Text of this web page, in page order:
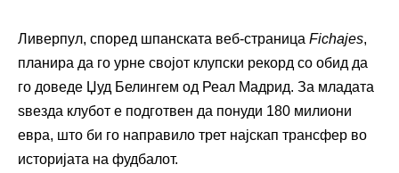
Ливерпул, според шпанската веб-страница Fichajes,
планира да го урне својот клупски рекорд со обид да
го доведе Џуд Белингем од Реал Мадрид. За младата
ѕвезда клубот е подготвен да понуди 180 милиони
евра, што би го направило трет најскап трансфер во
историјата на фудбалот.